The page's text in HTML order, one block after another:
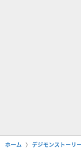
ホーム デジモンストーリ